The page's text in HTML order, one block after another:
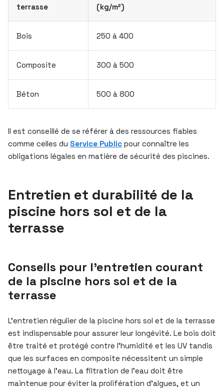
terrasse
(kg/m²)
Bois 250 à 400
Composite 300 à 500
Béton 500 à 800
Il est conseillé de se référer à des ressources fiables
comme celles du Service Public pour connaître les
obligations légales en matière de sécurité des piscines.
Entretien et durabilité de la
piscine hors sol et de la
terrasse
Conseils pour l’entretien courant
de la piscine hors sol et de la
terrasse
L’entretien régulier de la piscine hors sol et de la terrasse
est indispensable pour assurer leur longévité. Le bois doit
être traité et protégé contre l’humidité et les UV tandis
que les surfaces en composite nécessitent un simple
nettoyage à l’eau. La filtration de l’eau doit être
maintenue pour éviter la prolifération d’algues, et un